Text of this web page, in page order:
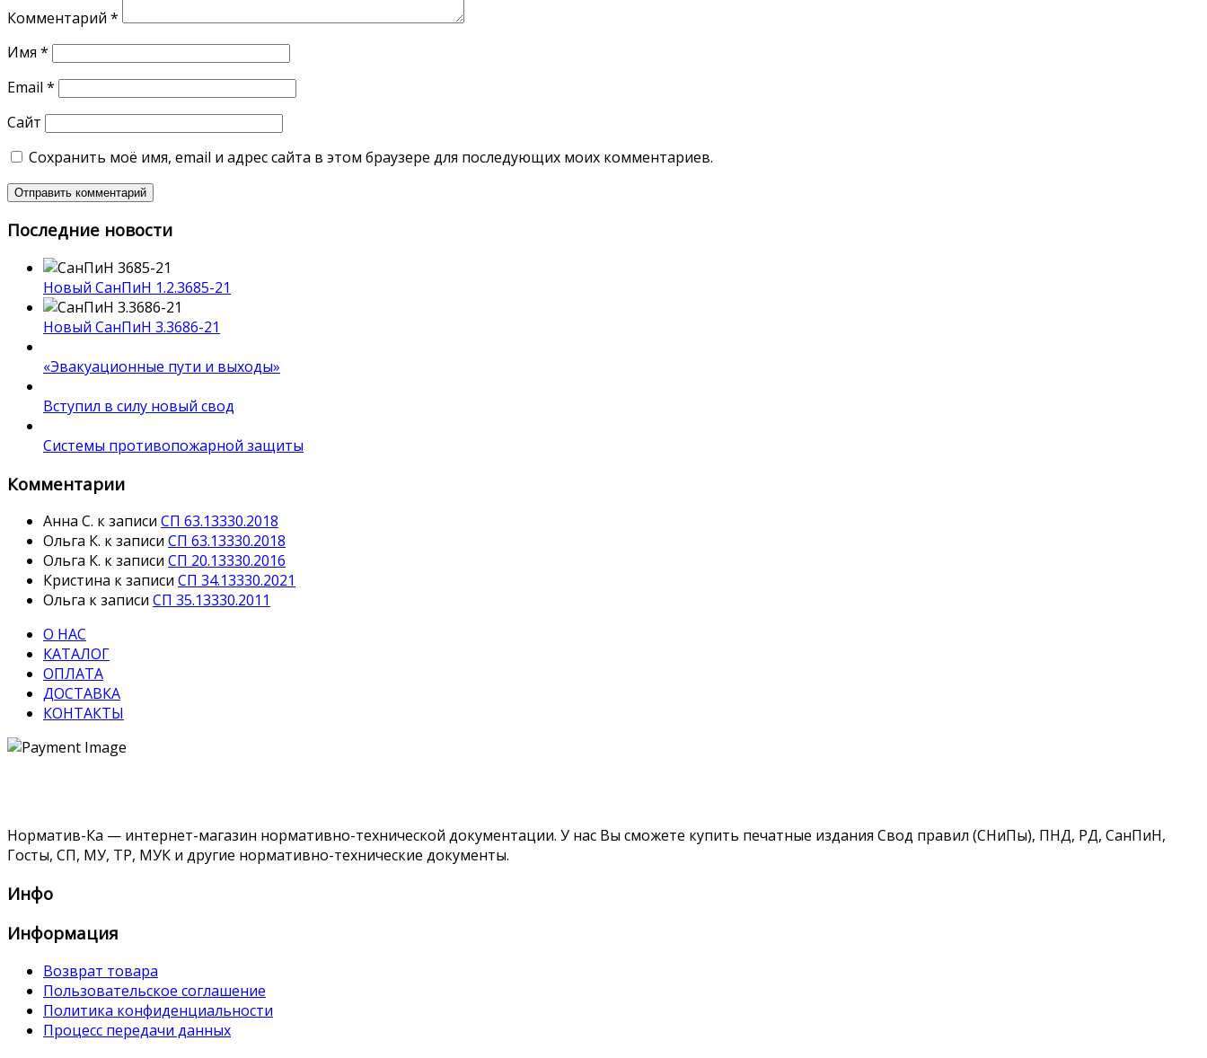
Комментарий *
Имя *
Email *
Сайт
Сохранить моё имя, email и адрес сайта в этом браузере для последующих моих комментариев.
Последние новости
Новый СанПиН 1.2.3685-21
Новый СанПиН 3.3686-21
«Эвакуационные пути и выходы»
Вступил в силу новый свод
Системы противопожарной защиты
Комментарии
Анна С. к записи СП 63.13330.2018
Ольга К. к записи СП 63.13330.2018
Ольга К. к записи СП 20.13330.2016
Кристина к записи СП 34.13330.2021
Ольга к записи СП 35.13330.2011
О НАС
КАТАЛОГ
ОПЛАТА
ДОСТАВКА
КОНТАКТЫ
Норматив-Ка — интернет-магазин нормативно-технической документации. У нас Вы сможете купить печатные издания Свод правил (СНиПы), ПНД, РД, СанПиН,
Госты, СП, МУ, ТР, МУК и другие нормативно-технические документы.
Инфо
Информация
Возврат товара
Пользовательское соглашение
Политика конфиденциальности
Процесс передачи данных